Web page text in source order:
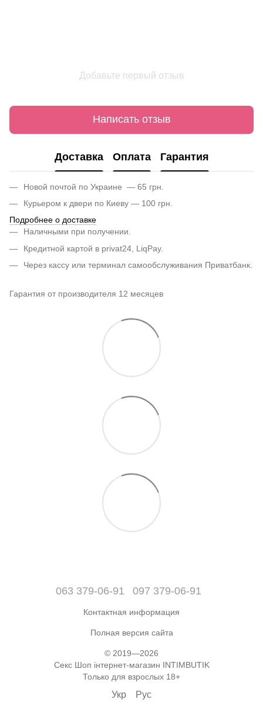
Добавьте первый отзыв
Написать отзыв
Доставка Оплата Гарантия
Новой почтой по Украине — 65 грн.
Курьером к двери по Киеву — 100 грн.
Подробнее о доставке
Наличными при получении.
Кредитной картой в privat24, LiqPay.
Через кассу или терминал самообслуживания Приватбанк.
Гарантия от производителя 12 месяцев
063 379-06-91 097 379-06-91
Контактная информация
Полная версия сайта
© 2019—2026
Секс Шоп інтернет-магазин INTIMBUTIK
Только для взрослых 18+
Укр Рус